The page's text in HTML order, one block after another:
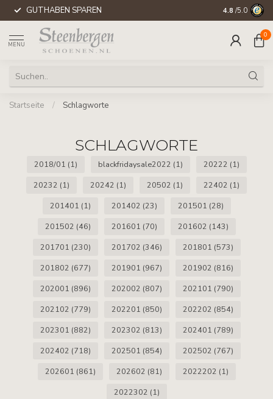
GUTHABEN SPAREN WELTWEITE
4.8 /5.0
MENU
0
Startseite / Schlagworte
SCHLAGWORTE
2018/01 (1) blackfridaysale2022 (1) 20222 (1)
20232 (1) 20242 (1) 20502 (1) 22402 (1)
201401 (1) 201402 (23) 201501 (28)
201502 (46) 201601 (70) 201602 (143)
201701 (230) 201702 (346) 201801 (573)
201802 (677) 201901 (967) 201902 (816)
202001 (896) 202002 (807) 202101 (790)
202102 (779) 202201 (850) 202202 (854)
202301 (882) 202302 (813) 202401 (789)
202402 (718) 202501 (854) 202502 (767)
202601 (861) 202602 (81) 2022202 (1)
2022302 (1)